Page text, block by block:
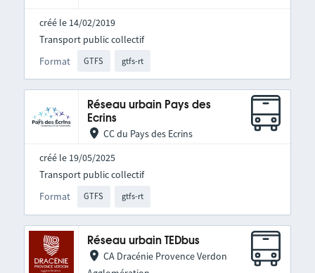
créé le 14/02/2019
Format GTFS gtfs-rt
Transport public collectif
Réseau urbain Pays des
Ecrins
CC du Pays des Ecrins
créé le 19/05/2025
Format GTFS gtfs-rt
Transport public collectif
Réseau urbain TEDbus
CA Dracénie Provence Verdon